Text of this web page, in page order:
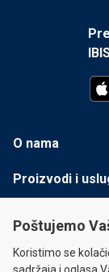
Poštujemo
Koristimo se
O nama
Proizvodi i
Brzi linkovi